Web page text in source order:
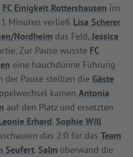
FC Einigkeit Rottershausen ins
Minuten verließ Lisa Scherer
Nordheim das Feld, Jessica
Zur Pause wusste FC
eine hauchdünne Führung
der Pause stellten die Gäste
kamen Antonia
auf den Platz und ersetzten
Erhard. Sophie Will
das 2:0 für das Team
Seufert. Salm überwand die